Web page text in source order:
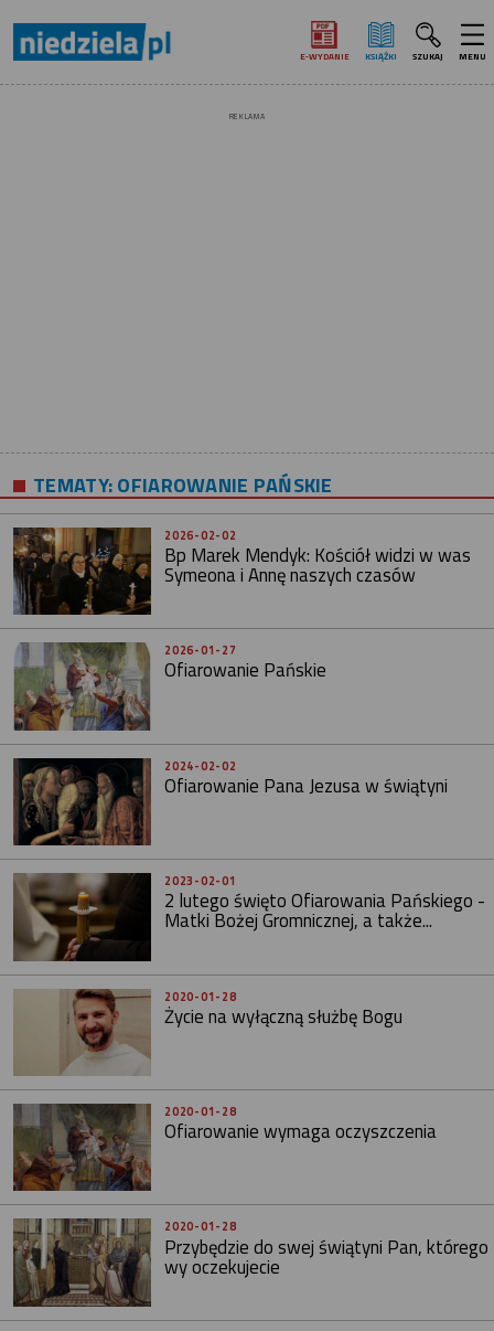
E‑WYDANIE KSIĄŻKI SZUKAJ MENU
REKLAMA
TEMATY:OFIAROWANIE PAŃSKIE
2026-02-02
Bp Marek Mendyk: Kościół widzi w was
Symeona i Annę naszych czasów
2026-01-27
Ofiarowanie Pańskie
2024-02-02
Ofiarowanie Pana Jezusa w świątyni
2023-02-01
2 lutego święto Ofiarowania Pańskiego -
Matki Bożej Gromnicznej, a także...
2020-01-28
Życie na wyłączną służbę Bogu
2020-01-28
Ofiarowanie wymaga oczyszczenia
2020-01-28
Przybędzie do swej świątyni Pan, którego
wy oczekujecie